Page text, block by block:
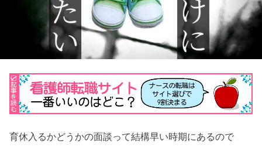
育休入るかどうかの面談って結構早い時期にあるので